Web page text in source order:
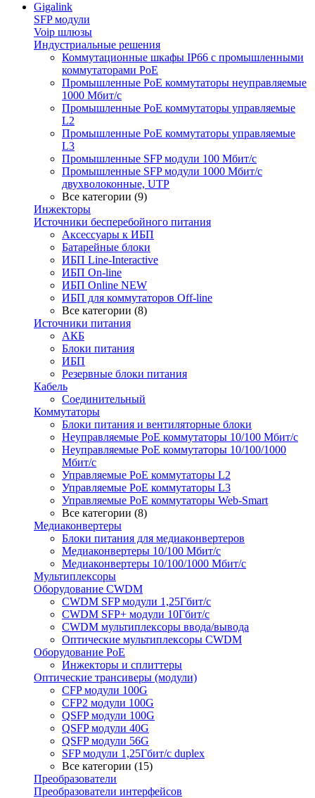
Gigalink
SFP модули
Voip шлюзы
Индустриальные решения
Коммутационные шкафы IP66 c промышленными
коммутаторами PoE
Промышленные PoE коммутаторы неуправляемые
1000 Мбит/с
Промышленные PoE коммутаторы управляемые
L2
Промышленные PoE коммутаторы управляемые
L3
Промышленные SFP модули 100 Мбит/c
Промышленные SFP модули 1000 Мбит/c
двухволоконные, UTP
Все категории (9)
Инжекторы
Источники бесперебойного питания
Аксессуары к ИБП
Батарейные блоки
ИБП Line-Interactive
ИБП On-line
ИБП Online NEW
ИБП для коммутаторов Off-line
Все категории (8)
Источники питания
АКБ
Блоки питания
ИБП
Резервные блоки питания
Кабель
Соединительный
Коммутаторы
Блоки питания и вентиляторные блоки
Неуправляемые PoE коммутаторы 10/100 Мбит/с
Неуправляемые PoE коммутаторы 10/100/1000
Мбит/с
Управляемые PoE коммутаторы L2
Управляемые PoE коммутаторы L3
Управляемые PoE коммутаторы Web-Smart
Все категории (8)
Медиаконвертеры
Блоки питания для медиаконвертеров
Медиаконвертеры 10/100 Мбит/с
Медиаконвертеры 10/100/1000 Мбит/c
Мультиплексоры
Оборудование CWDM
CWDM SFP модули 1,25Гбит/с
CWDM SFP+ модули 10Гбит/с
CWDM мультиплексоры ввода/вывода
Оптические мультиплексоры CWDM
Оборудование PoE
Инжекторы и сплиттеры
Оптические трансиверы (модули)
CFP модули 100G
CFP2 модули 100G
QSFP модули 100G
QSFP модули 40G
QSFP модули 56G
SFP модули 1,25Гбит/с duplex
Все категории (15)
Преобразователи
Преобразователи интерфейсов